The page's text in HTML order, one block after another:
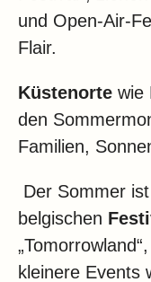
und Open-Air-
Flair.
Küstenorte wie
den
Familien,
Der Sommer
belgischen
kleinere Events